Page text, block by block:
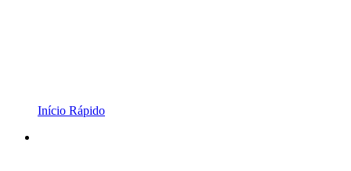
Início Rápido